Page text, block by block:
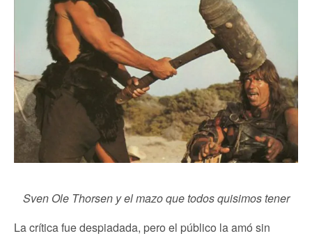
Sven Ole Thorsen y el mazo que todos quisimos tener
La crítica fue despiadada, pero el público la amó sin